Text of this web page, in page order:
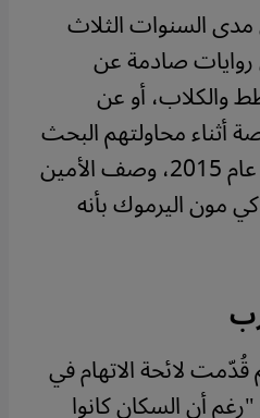
السنوات الثلاث
روايات صادمة عن
والكلاب، أو عن
محاولتهم البحث
عن أي شيء لأكله، وفي عام 2015، وصف الأمين
مون اليرموك بأنه
لائحة الاتهام في
أن السكان كانوا